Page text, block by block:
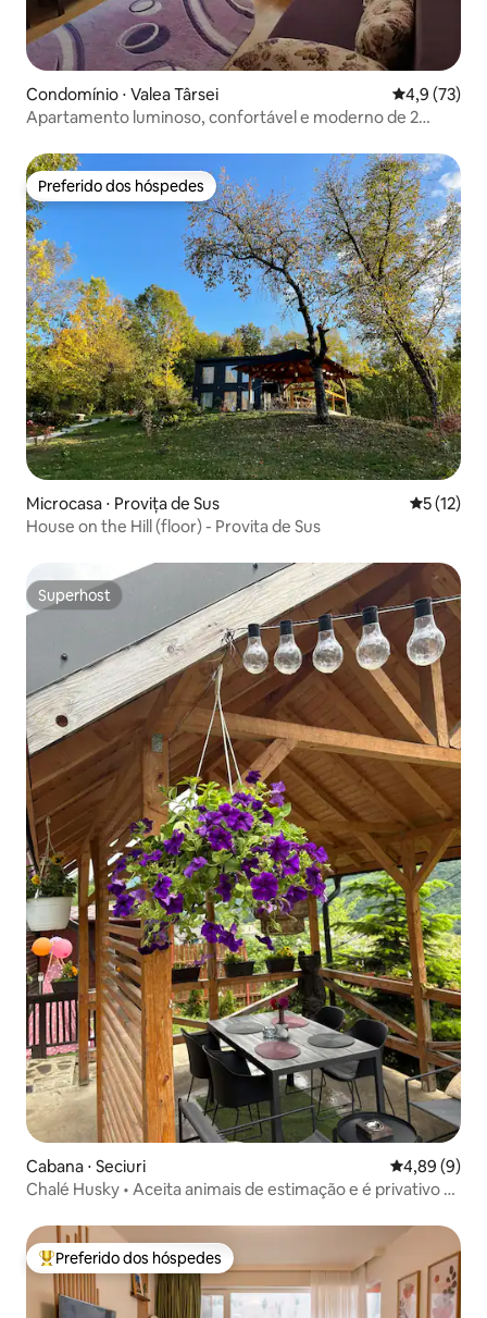
Condomínio ⋅ Valea Târsei 4,9 de uma
4,9 (73)
Apartamento luminoso, confortável e moderno de 2
Preferido dos hóspedes
Preferido dos hóspedes
Microcasa ⋅ Provița de Sus 5 de uma
5 (12)
House on the Hill (floor) - Provita de Sus
Superhost
Superhost
Cabana ⋅ Seciuri 4,89 de uma
4,89 (9)
Chalé Husky • Aceita animais de estimação e é privativo •
Entre os melhores preferidos dos hóspedes
Preferido dos hóspedes